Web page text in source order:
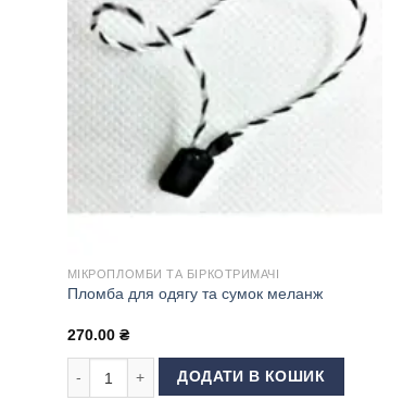
МІКРОПЛОМБИ ТА БІРКОТРИМАЧІ
Пломба для одягу та сумок меланж
270.00 ₴
Пломба для одягу та сумок меланж кількість
ДОДАТИ В КОШИК